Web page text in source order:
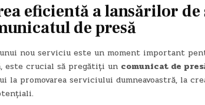
eficientă a lansărilor
de presă
nou serviciu este un moment important
este crucial să pregătiți un comunicat de
la promovarea serviciului dumneavoastră, la